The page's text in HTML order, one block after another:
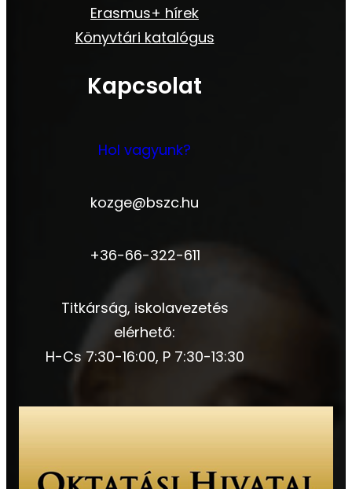
Erasmus+ hírek
Könyvtári katalógus
Kapcsolat
Hol vagyunk?
kozge@bszc.hu
+36-66-322-611
Titkárság, iskolavezetés
elérhető:
H-Cs 7:30-16:00, P 7:30-13:30